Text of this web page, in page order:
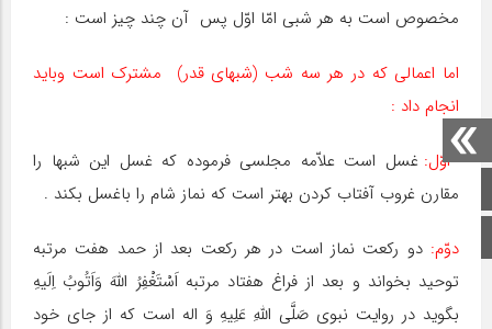
صفحه اصلی
اینستاگرام
مخصوص است به هر شبى امّا اوّل پس ‍ آن چند چیز است :
اما اعمالی که در هر سه شب (شبهای قدر) مشترک است وباید
انجام داد :
اوّل: غسل است علاّمه مجلسى فرموده که غسل این شبها را
مقارن غروب آفتاب کردن بهتر است که نماز شام را باغسل بکند .
دوّم: دو رکعت نماز است در هر رکعت بعد از حمد هفت مرتبه
توحید بخواند و بعد از فراغ هفتاد مرتبه اَسْتَغْفِرُ اللّهَ وَاَتُوبُ اِلَیهِ
بگوید در روایت نبوى صَلَّى اللَّهِ عَلِیهِ وَ اله است که از جاى خود